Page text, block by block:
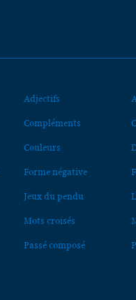
Adjectifs
Compléments
Couleurs
Forme négative
Jeux du pendu
Mots croisés
Passé composé